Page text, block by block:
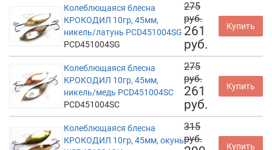
Колеблющаяся блесна
КРОКОДИЛ 10гр, 45мм,
никель/латунь PCD451004SG
PCD451004SG
275
руб.
261
руб.
Купить
Колеблющаяся блесна
КРОКОДИЛ 10гр, 45мм,
никель/медь PCD451004SC
PCD451004SC
275
руб.
261
руб.
Купить
Колеблющаяся блесна
КРОКОДИЛ 10гр, 45мм, окунь
315
руб.
Купить